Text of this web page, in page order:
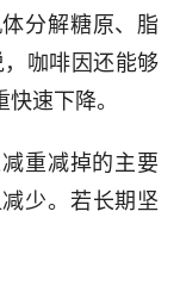
分解糖原、脂
咖啡因还能够
速下降。
重减掉的主要
少。若长期坚